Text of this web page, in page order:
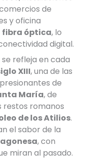
de
y oficina
fibra óptica, lo
digital.
se refleja en cada
XIII, una de las
de
María, de
restos romanos
de los Atilios.
el sabor de la
, con
miran al pasado.